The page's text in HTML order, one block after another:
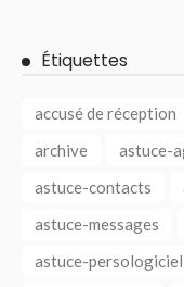
Étiquettes
accusé de réception
archive
astuce-
astuce-contacts
astuce-messages
astuce-persologiciel